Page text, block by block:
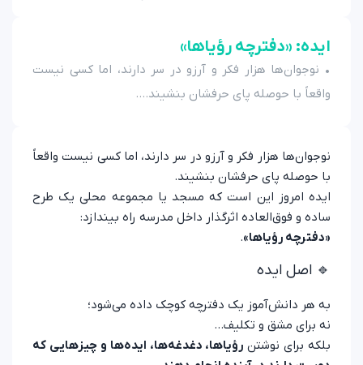
ایده: «دفترچه رؤیاها»
• نوجوان‌ها هزار فکر و آرزو در سر دارند، اما کسی نیست
واقعاً با حوصله پای حرفشان بنشیند....
نوجوان‌ها هزار فکر و آرزو در سر دارند، اما کسی نیست واقعاً
با حوصله پای حرفشان بنشیند.
ایده امروز این است که مسجد یا مجموعه محلی یک طرح
ساده و فوق‌العاده اثرگذار داخل مدرسه راه بیندازد:
«دفترچه رؤیاها».
🔹 اصل ایده
به هر دانش‌آموز یک دفترچه کوچک داده می‌شود؛
نه برای مشق و تکلیف…
بلکه برای نوشتن رؤیاها، دغدغه‌ها، ایده‌ها و چیزهایی که